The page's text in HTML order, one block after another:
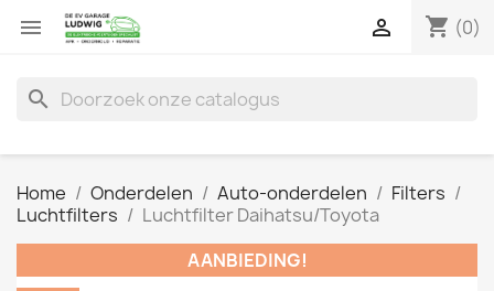
 shopping_cart (0)

search
Home Onderdelen Auto-onderdelen
Filters
Luchtfilters
Luchtfilter Daihatsu/Toyota
AANBIEDING!